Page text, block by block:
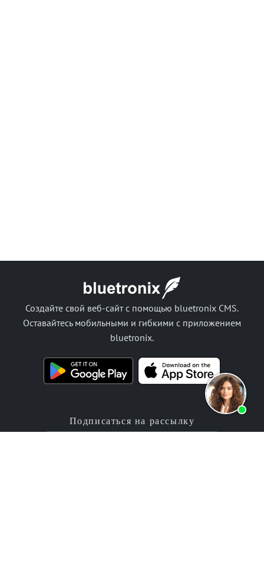
Создайте свой веб-сайт с помощью bluetronix CMS.
Оставайтесь мобильными и гибкими с приложением
bluetronix.
Подписаться на рассылку